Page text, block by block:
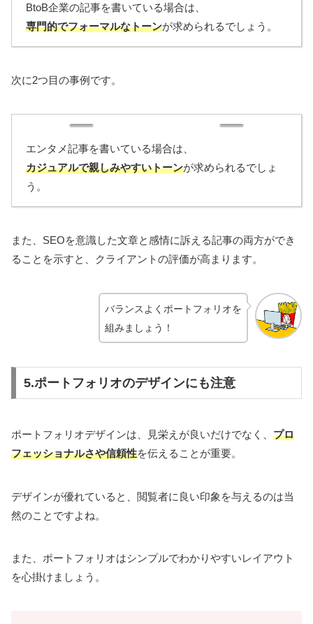
BtoB企業の記事を書いている場合は、
専門的でフォーマルなトーンが求められるでしょう。
次に2つ目の事例です。
エンタメ記事を書いている場合は、
カジュアルで親しみやすいトーンが求められるでしょ
う。
また、SEOを意識した文章と感情に訴える記事の両方ができ
ることを示すと、クライアントの評価が高まります。
バランスよくポートフォリオを
組みましょう！
5.ポートフォリオのデザインにも注意
ポートフォリオデザインは、見栄えが良いだけでなく、 プロ
フェッショナルさや信頼性を伝えることが重要。
デザインが優れていると、閲覧者に良い印象を与えるのは当
然のことですよね。
また、ポートフォリオはシンプルでわかりやすいレイアウト
を心掛けましょう。